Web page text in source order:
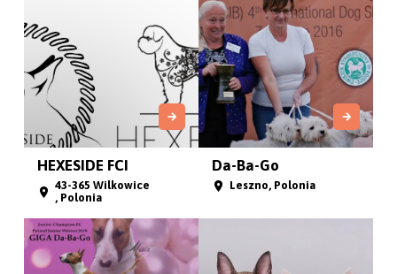
HEXESIDE FCI
43-365 Wilkowice
, Polonia
Da-Ba-Go
Leszno, Polonia